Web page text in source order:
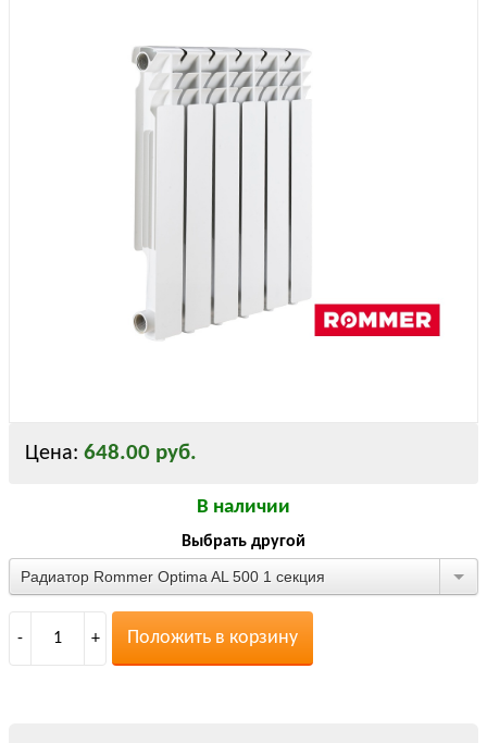
Цена: 648.00 руб.
В наличии
Выбрать другой
Радиатор Rommer Optima AL 500 1 секция
- 1 + Положить в корзину